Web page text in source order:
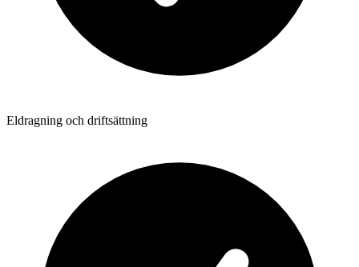
Eldragning och driftsättning